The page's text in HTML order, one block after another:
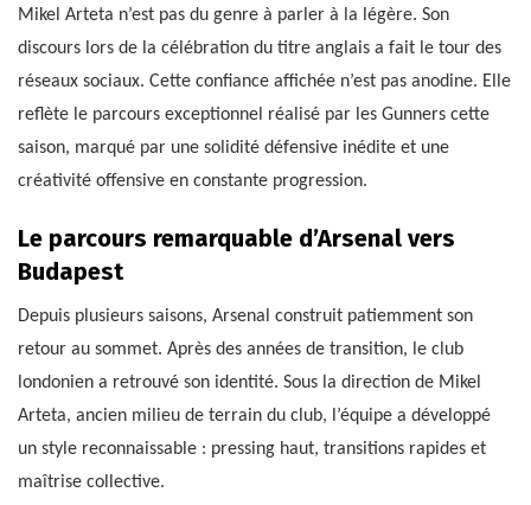
Mikel Arteta n’est pas du genre à parler à la légère. Son
discours lors de la célébration du titre anglais a fait le tour des
réseaux sociaux. Cette confiance affichée n’est pas anodine. Elle
reflète le parcours exceptionnel réalisé par les Gunners cette
saison, marqué par une solidité défensive inédite et une
créativité offensive en constante progression.
Le parcours remarquable d’Arsenal vers
Budapest
Depuis plusieurs saisons, Arsenal construit patiemment son
retour au sommet. Après des années de transition, le club
londonien a retrouvé son identité. Sous la direction de Mikel
Arteta, ancien milieu de terrain du club, l’équipe a développé
un style reconnaissable : pressing haut, transitions rapides et
maîtrise collective.